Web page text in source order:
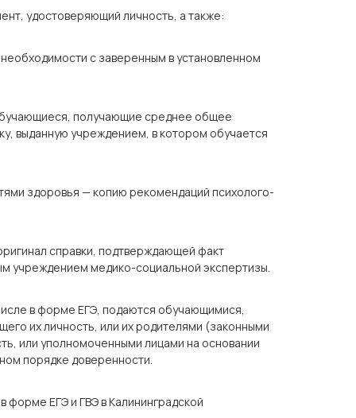
удостоверяющий личность, а также:
с заверенным в установленном
получающие среднее общее
выданную учреждением, в котором обучается
здоровья — копию рекомендаций психолого-
справки, подтверждающей факт
учреждением медико-социальной экспертизы.
в форме ЕГЭ, подаются обучающимися,
их личность, или их родителями (законными
или уполномоченными лицами на основании
порядке доверенности.
ЕГЭ и ГВЭ в Калининградской